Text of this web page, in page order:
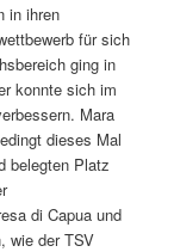
in ihren
für sich
ging in
konnte sich im
Mara
dieses Mal
belegten Platz
di Capua und
wie der TSV